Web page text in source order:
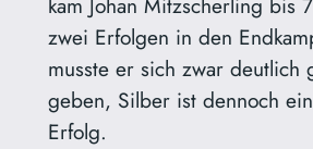
zwei Erfolgen in den
musste er sich zwar deutlich
geben, Silber ist dennoch
Erfolg.